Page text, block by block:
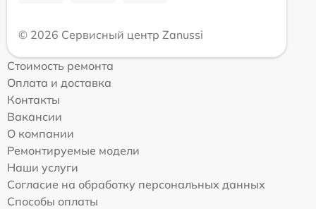
© 2026 Сервисный центр Zanussi
Стоимость ремонта
Оплата и доставка
Контакты
Вакансии
О компании
Ремонтируемые модели
Наши услуги
Согласие на обработку персональных данных
Способы оплаты